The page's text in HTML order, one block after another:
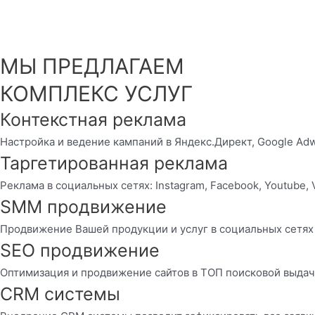
МЫ ПРЕДЛАГАЕМ
КОМПЛЕКС УСЛУГ
Контекстная реклама
Настройка и ведение кампаний в Яндекс.Директ, Google
Таргетированная реклама
Реклама в социальных сетях: Instagram, Facebook, Youtube,
SMM продвижение
Продвижение Вашей продукции и услуг в социальных сетях
SEO продвижение
Оптимизация и продвижение сайтов в ТОП поисковой
CRM системы